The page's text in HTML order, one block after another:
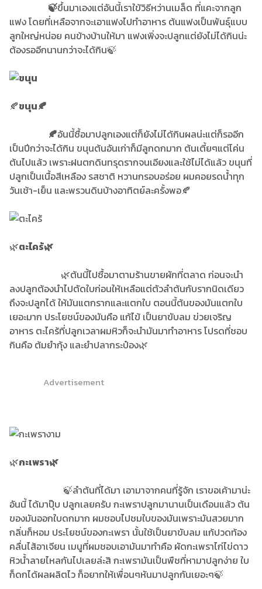
🍃ขึ้นมาเองแต่อันนี้เราใข้วิธีหว่านเมล็ด ที่แคะจากลูก
แฟง โดยที่เหลือจากจะเอาแฟงไปทำอาหาร ต้นแฟงเป็นพันธ์ุแบบ
ลูกใหญ่หน่อย คนข้างบ้านให้มา แฟงเพิ่งจะปลูกแต่ยังไม่ได้กินน่ะ
ต้องรออีกนานกว่าจะได้กิน🍃
🍂ขนุน🍂
🍂อันนี้ซื้อมาปลูกเองแต่ก็ยังไม่ได้กินผลน่ะแต่ก็รออีก
เป็นปีกว่าจะได้กิน ขนุนต้นอันเก่าก็มีลูกดกมาก ต้นเตี้ยๆแต่โค่น
ต้นไปแล้ว เพราะฝนตกดินทรุดรากจนเอียงและใช้ไม่ได้แล้ว ขนุนที่
ปลูกเป็นเนื้อสีเหลือง รสชาติ หวานกรอบอร่อย ผมคอยรดน้ำทุก
วันเช้า-เย็น และพรวนดินบ้างอาทิตย์ละครั้งพอ🍂
🌿ตะไคร้🌿
🌿ต้นนี้ไปซื้อมาตามร้านขายผักที่ตลาด ก่อนจะนำ
ลงปลูกต้องนำไปตัดใบก่อนให้เหลือแต่ตัวลำต้นกับรากนิดเดียว
ถึงจะปลูกได้ ให้มันแตกรากและแตกใบ ตอนนี้ต้นของมันแตกใบ
เยอะมาก ประโยชน์ของมันคือ แก้ไข้ เป็นยาขับลม ข่วยเจริญ
อาหาร ตะไคร้ที่ปลูกเวลาผมหิวก็จะนำมันมาทำอาหาร โปรดที่ชอบ
กินคือ ต้มยำกุ้ง และยำปลากระป๋อง🌿
Advertisement
🌿กะเพรา🌿
🍃ลำต้นที่ได้มา เอามาจากคนที่รู้จัก เราขอเค้ามาน่ะ
อันนี้ ได้มาปุ๊บ ปลูกเลยครับ กะเพราปลูกมานานเป็นเดือนแล้ว ต้น
ของมันออกใบดกมาก ผมชอบไปชมใบของมันเพราะมันสวยมาก
กลิ่นก็หอม ประโยชน์ของกะเพรา นั้นใช้เป็นยาขับลม แก้ปวดท้อง
คลื่นไส้อาเจียน เมนูที่ผมชอบเอามันมาทำคือ ผัดกะเพราไก่ไข่ดาว
หิวน้ำลายไหลกันไปเลยล่ะสิ กะเพรามันเป็นพืชที่หามาปลูกง่าย ใบ
ก็ดกได้ผลผลิตไว ก็อยากให้เพื่อนๆหันมาปลูกกันเยอะๆ🍃